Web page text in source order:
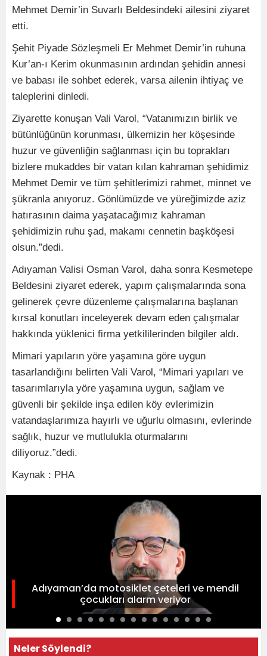
Mehmet Demir’in Suvarlı Beldesindeki ailesini ziyaret
etti.
Şehit Piyade Sözleşmeli Er Mehmet Demir’in ruhuna
Kur’an-ı Kerim okunmasının ardından şehidin annesi
ve babası ile sohbet ederek, varsa ailenin ihtiyaç ve
taleplerini dinledi.
Ziyarette konuşan Vali Varol, “Vatanımızın birlik ve
bütünlüğünün korunması, ülkemizin her köşesinde
huzur ve güvenliğin sağlanması için bu toprakları
bizlere mukaddes bir vatan kılan kahraman şehidimiz
Mehmet Demir ve tüm şehitlerimizi rahmet, minnet ve
şükranla anıyoruz. Gönlümüzde ve yüreğimizde aziz
hatırasının daima yaşatacağımız kahraman
şehidimizin ruhu şad, makamı cennetin başköşesi
olsun.”dedi.
Adıyaman Valisi Osman Varol, daha sonra Kesmetepe
Beldesini ziyaret ederek, yapım çalışmalarında sona
gelinerek çevre düzenleme çalışmalarına başlanan
kırsal konutları inceleyerek devam eden çalışmalar
hakkında yüklenici firma yetkililerinden bilgiler aldı.
Mimari yapıların yöre yaşamına göre uygun
tasarlandığını belirten Vali Varol, “Mimari yapıları ve
tasarımlarıyla yöre yaşamına uygun, sağlam ve
güvenli bir şekilde inşa edilen köy evlerimizin
vatandaşlarımıza hayırlı ve uğurlu olmasını, evlerinde
sağlık, huzur ve mutlulukla oturmalarını
diliyoruz.”dedi.
Kaynak : PHA
Adıyaman’da motosiklet çeteleri ve mendil
çocukları alarm veriyor
Neler Söylendi?